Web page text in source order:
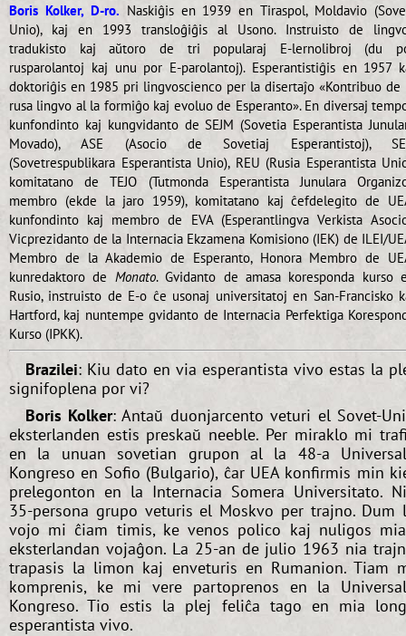
Boris Kolker, D-ro. Naskiĝis en 1939 en Tiraspol, Moldavio
Unio), kaj en 1993 transloĝiĝis al Usono. Instruisto de
tradukisto kaj aŭtoro de tri popularaj E-lernolibroj (du
rusparolantoj kaj unu por E-parolantoj). Esperantistiĝis en 1957
doktoriĝis en 1985 pri lingvoscienco per la disertaĵo «Kontribuo de
rusa lingvo al la formiĝo kaj evoluo de Esperanto». En diversaj
kunfondinto kaj kungvidanto de SEJM (Sovetia Esperantista
Movado), ASE (Asocio de Sovetiaj Esperantistoj),
(Sovetrespublikara Esperantista Unio), REU (Rusia Esperantista
komitatano de TEJO (Tutmonda Esperantista Junulara
membro (ekde la jaro 1959), komitatano kaj ĉefdelegito de
kunfondinto kaj membro de EVA (Esperantlingva Verkista
Vicprezidanto de la Internacia Ekzamena Komisiono (IEK) de ILEI/
Membro de la Akademio de Esperanto, Honora Membro de
kunredaktoro de Monato. Gvidanto de amasa koresponda kurso
Rusio, instruisto de E-o ĉe usonaj universitatoj en San-Francisko
Hartford, kaj nuntempe gvidanto de Internacia Perfektiga
Kurso (IPKK).
Brazilei: Kiu dato en via esperantista vivo estas la
signifoplena por vi?
Boris Kolker: Antaŭ duonjarcento veturi el Sovet-
eksterlanden estis preskaŭ neeble. Per miraklo mi
en la unuan sovetian grupon al la 48-a
Kongreso en Sofio (Bulgario), ĉar UEA konfirmis min
prelegonton en la Internacia Somera Universitato.
35-persona grupo veturis el Moskvo per trajno. Dum
vojo mi ĉiam timis, ke venos polico kaj nuligos
eksterlandan vojaĝon. La 25-an de julio 1963 nia
trapasis la limon kaj enveturis en Rumanion. Tiam
komprenis, ke mi vere partoprenos en la
Kongreso. Tio estis la plej feliĉa tago en mia
esperantista vivo.